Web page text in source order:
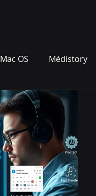
Mac OS Médistory